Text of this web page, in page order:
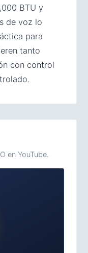
BTU y
de voz lo
para
tanto
con control
en YouTube.